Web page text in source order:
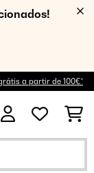
a partir de 100€*